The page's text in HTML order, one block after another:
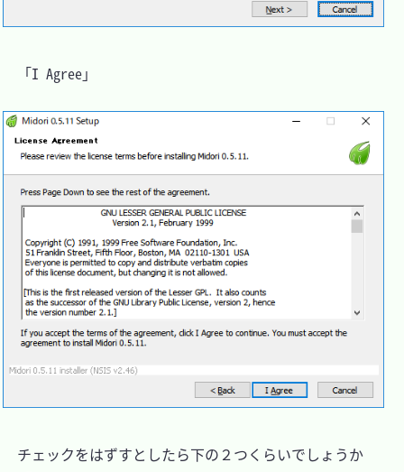
「I Agree」
チェックをはずすとしたら下の２つくらいでしょうか